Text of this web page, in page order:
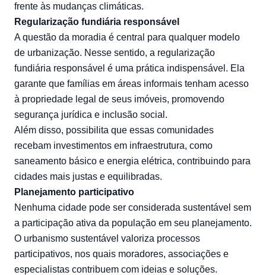
frente às mudanças climáticas.
Regularização fundiária responsável
A questão da moradia é central para qualquer modelo
de urbanização. Nesse sentido, a regularização
fundiária responsável é uma prática indispensável. Ela
garante que famílias em áreas informais tenham acesso
à propriedade legal de seus imóveis, promovendo
segurança jurídica e inclusão social.
Além disso, possibilita que essas comunidades
recebam investimentos em infraestrutura, como
saneamento básico e energia elétrica, contribuindo para
cidades mais justas e equilibradas.
Planejamento participativo
Nenhuma cidade pode ser considerada sustentável sem
a participação ativa da população em seu planejamento.
O urbanismo sustentável valoriza processos
participativos, nos quais moradores, associações e
especialistas contribuem com ideias e soluções.